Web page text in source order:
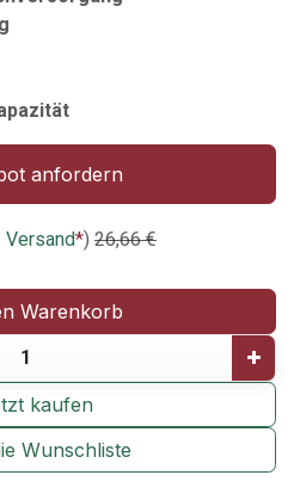
anfordern
Versand*) 26,66€
Warenkorb
kaufen
Wunschliste